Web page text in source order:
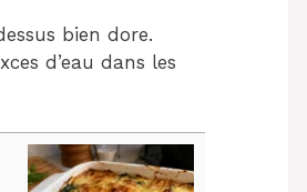
bien dore.
d’eau dans les